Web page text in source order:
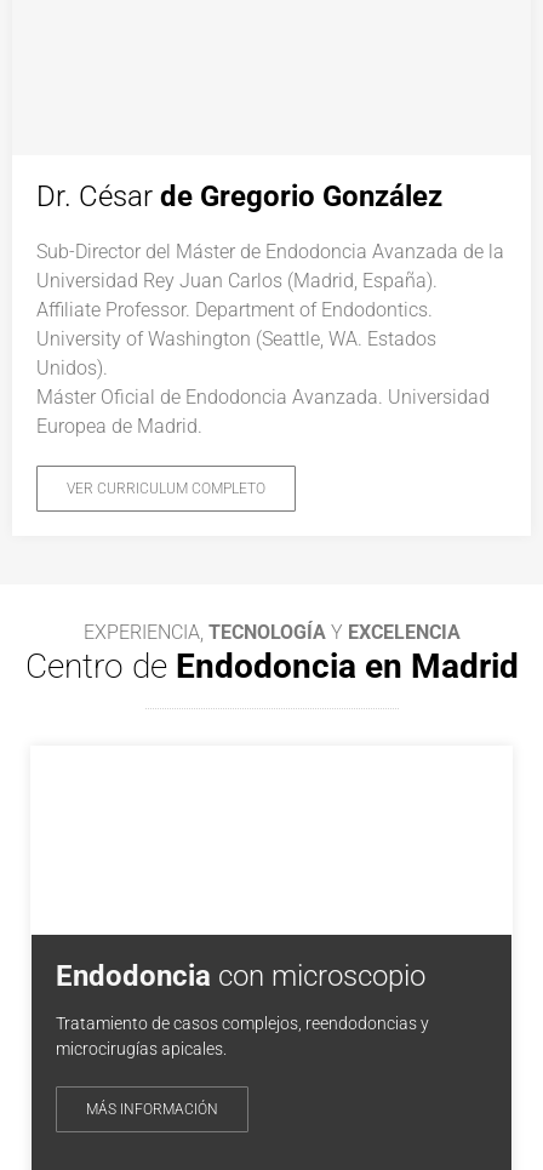
Dr. César de Gregorio González
Sub-Director del Máster de Endodoncia Avanzada de la
Universidad Rey Juan Carlos (Madrid, España).
Affiliate Professor. Department of Endodontics.
University of Washington (Seattle, WA. Estados
Unidos).
Máster Oficial de Endodoncia Avanzada. Universidad
Europea de Madrid.
VER CURRICULUM COMPLETO
EXPERIENCIA, TECNOLOGÍA Y EXCELENCIA
Centro de Endodoncia en Madrid
Endodoncia con microscopio
Tratamiento de casos complejos, reendodoncias y
microcirugías apicales.
MÁS INFORMACIÓN